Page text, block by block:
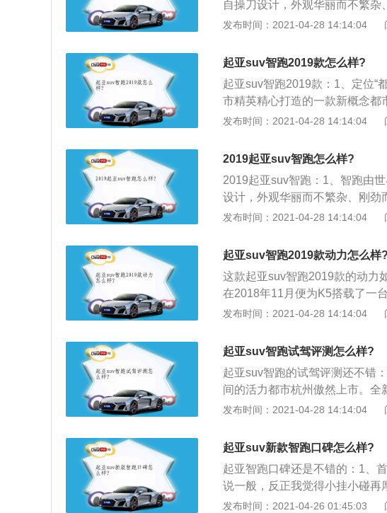
让整车的舒适性和操控性实现
生理想。
自操刀设计，外观华丽而不繁
式家族脸谱，勾勒出与众不同的
乐趣；此外，在泊车、安全等诸
科技配置，充分实现了整车智
准的城市型SUV的身材，并且
产品相比并没有特别明显的优势
发布时间：2021-04-28 14:14:04
起亚suv智跑2019款怎么样?
起亚suv智跑2019款：1、定位“
市精英精心打造的一款新概念都
功人士的最高赞美，他们积极乐
完美结合，既满足了都市智者城
成为他们驰骋山水、实现梦想
更让整车的舒适性和操控性实现
人生理想。
发布时间：2021-04-28 14:14:04
2019起亚suv智跑怎么样?
2019起亚suv智跑：1、智跑由
设计，外观华丽而不繁杂、刚劲
脸谱，勾勒出与众不同的干练和
外，在泊车、安全等诸多方面，
置，充分实现了整车智能化。
勇当先锋的产品特性，为消费
mm的车身尺寸属于标准的城市
圈。不过和今天的同级别产品相
会更大一些。前脸的设计是全车
而当你换个角度又会发现弧面
相连接，感觉像一张咧开的大
新概念都市SUV。在中国传统文
发时尚、活力的都市风韵与休闲
城市行车的所有需求，又提供了
的开路先锋。同时，领先对手的
华，为驾乘者完美诠释乐活当下
发布时间：2021-04-28 14:14:04
起亚suv智跑2019款动力怎么样?
这款起亚suv智跑2019款的动力
在2018年11月便为K5搭载了一
2、作为东风悦达起亚旗下的第
用，传动系统上匹配的依旧是
都是一台2.0L自然吸气发动，
望得到大幅降低，官方公布百公
发布时间：2021-04-28 14:14:04
起亚suv智跑试驾评测怎么样?
起亚suv智跑的试驾评测还不错
间的活力都市杭州傲然上市。
型，价格区间为16.48-24.98万
三大汽车设计师之一的彼得·希
呆板，流线型轿跑设计配合起
感；3、起亚θII系列汽油发动机
劲、燃油更充分，极易激发驾驶
面，智跑搭载了上、下坡辅助系
发布时间：2021-04-28 14:14:04
起亚suv新款智跑口碑怎么样?
起亚智跑口碑还是不错的：1、
说一般，反正我觉得小挂小碰再
候，需要新智跑车漆能给力拦住
发布时间：2021-04-26 01:45:03